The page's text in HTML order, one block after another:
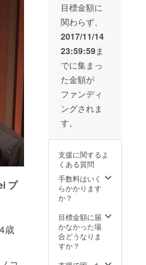
プ
歳
目標金額に
関わらず、
2017/11/14
23:59:59ま
でに集まっ
た金額が
ファンディ
ングされま
す。
支援に関するよ
くある質問
手数料はいく
らかかります
か？
目標金額に届
かなかった場
合どうなりま
すか？